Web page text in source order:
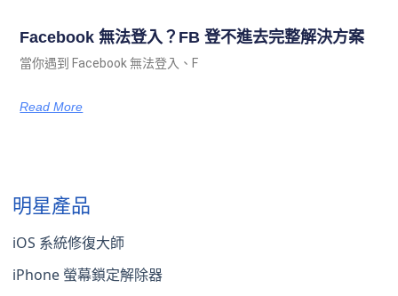
Facebook 無法登入？FB 登不進去完整解決方案
當你遇到 Facebook 無法登入、F
Read More
明星產品
iOS 系統修復大師
iPhone 螢幕鎖定解除器